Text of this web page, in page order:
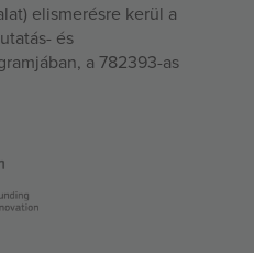
elismerésre kerül a
és
a 782393-as